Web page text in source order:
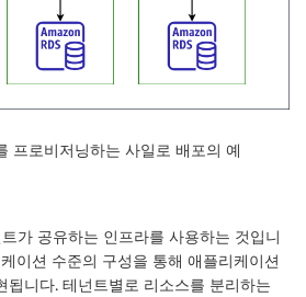
프로비저닝하는 사일로 배포의 예
가 공유하는 인프라를 사용하는 것입니
이션 수준의 구성을 통해 애플리케이션
됩니다. 테넌트별로 리소스를 분리하는